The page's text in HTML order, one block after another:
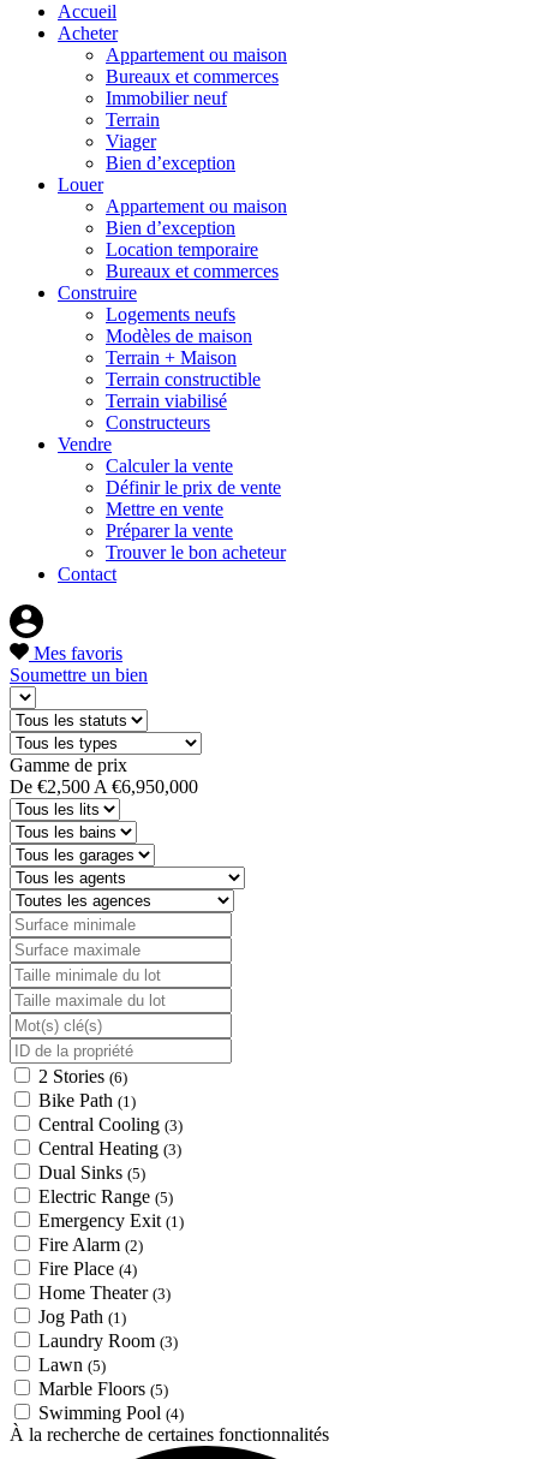
Accueil
Acheter
Appartement ou maison
Bureaux et commerces
Immobilier neuf
Terrain
Viager
Bien d’exception
Louer
Appartement ou maison
Bien d’exception
Location temporaire
Bureaux et commerces
Construire
Logements neufs
Modèles de maison
Terrain + Maison
Terrain constructible
Terrain viabilisé
Constructeurs
Vendre
Calculer la vente
Définir le prix de vente
Mettre en vente
Préparer la vente
Trouver le bon acheteur
Contact
Mes favoris
Soumettre un bien
Gamme de prix
De €2,500 A €6,950,000
2 Stories (6)
Bike Path (1)
Central Cooling (3)
Central Heating (3)
Dual Sinks (5)
Electric Range (5)
Emergency Exit (1)
Fire Alarm (2)
Fire Place (4)
Home Theater (3)
Jog Path (1)
Laundry Room (3)
Lawn (5)
Marble Floors (5)
Swimming Pool (4)
À la recherche de certaines fonctionnalités